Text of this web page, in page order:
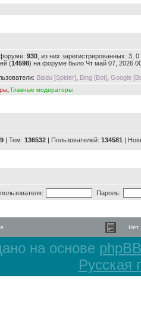
930 , из них зарегистрированных: 3,
(14598) на форуме было Чт май 07, 2026
Baidu [Spider] Bing [Bot] Google
Главные модераторы
| Тем: 136532 | Пользователей: 134581 |
Пароль:
Нет
на основе phpBB
Русская